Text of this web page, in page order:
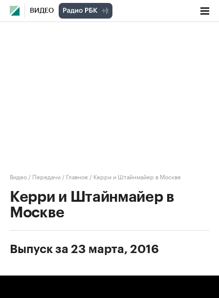
ВИДЕО
Видео / Передачи / Главное / Керри и Штайнмайер в Москве
Керри и Штайнмайер в
Москве
Выпуск за 23 марта, 2016